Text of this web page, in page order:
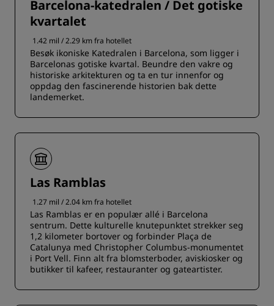
Barcelona-katedralen / Det gotiske
kvartalet
1.42 mil / 2.29 km fra hotellet
Besøk ikoniske Katedralen i Barcelona, som ligger i
Barcelonas gotiske kvartal. Beundre den vakre og
historiske arkitekturen og ta en tur innenfor og
oppdag den fascinerende historien bak dette
landemerket.
Las Ramblas
1.27 mil / 2.04 km fra hotellet
Las Ramblas er en populær allé i Barcelona
sentrum. Dette kulturelle knutepunktet strekker seg
1,2 kilometer bortover og forbinder Plaça de
Catalunya med Christopher Columbus-monumentet
i Port Vell. Finn alt fra blomsterboder, aviskiosker og
butikker til kafeer, restauranter og gateartister.